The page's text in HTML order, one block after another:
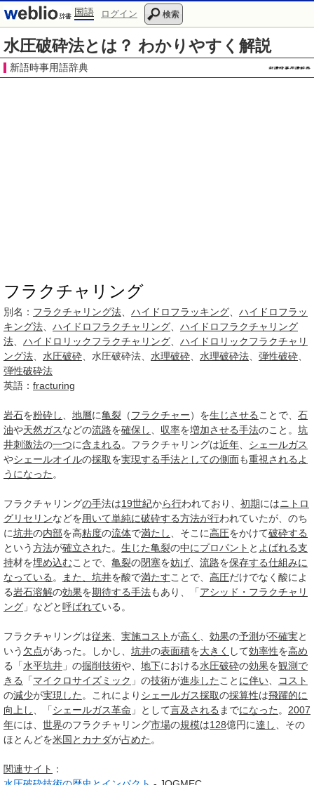
国語 ログイン 検索
水圧破砕法とは？ わかりやすく解説
新語時事用語辞典
フラクチャリング
別名： フラクチャリング法 ハイドロフラッキング
ハイドロフラッ
キング法
ハイドロフラクチャリング
ハイドロフラクチャリング
法
ハイドロリックフラクチャリング
ハイドロリックフラクチャリ
ング法
水圧破砕 、水圧破砕法、 水理破砕 水理破砕法 弾性破砕
弾性破砕法
英語： fracturing
岩石を粉砕し 地層に亀裂 （フラクチャー）を生じさせる ことで、 石
油や天然ガスなどの流路を確保し 収率を増加させる手法のこと。 坑
井刺激法の一つに含まれる 。フラクチャリングは近年
シェールガス
やシェールオイルの採取を実現する手法としての側面も重視される よ
うになった 。
フラクチャリングの手法は19世紀から行われており、 初期にはニトロ
グリセリンなどを用いて単純に破砕する方法が行われていたが、のち
に坑井の内部を高粘度の流体で満たし 、そこに高圧をかけて破砕する
という方法が確立された。 生じた亀裂の中にプロパント と よばれる支
持材を埋め込むことで、 亀裂の閉塞を妨げ 流路を保存する仕組みに
なっている 。 また、 坑井を酸で満たすことで、 高圧だけでなく酸によ
る岩石溶解の効果を期待する手法もあり、「アシッド・フラクチャリ
ング 」などと呼ばれている。
フラクチャリングは従来 実施コストが高く 効果の予測が不確実と
いう 欠点があった。しかし、 坑井の表面積を大きく して効率性を高め
る「水平坑井 」の掘削技術や、 地下における水圧破砕の効果を観測で
きる
「マイクロサイズミック 」の技術が進歩した こと に伴い
コスト
の減少が実現した 。これにより シェールガス採取の採算性は飛躍的に
向上し
、「シェールガス革命 」として言及される までになった 。 2007
年には、 世界のフラクチャリング市場の規模は128億円に達し
、その
ほとんどを米国とカナダが占めた 。
関連サイト ：